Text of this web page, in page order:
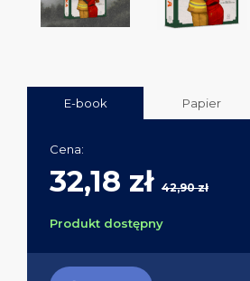
E-book Papier
Cena:
32,18 zł 42,90 zł
Produkt dostępny